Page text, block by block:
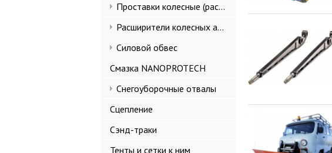
Проставки колесные (расширители колеи)
Расширители колесных арок и брызговики
Силовой обвес
Смазка NANOPROTECH
Снегоуборочные отвалы
Сцепление
Сэнд-траки
Тенты и сетки к ним